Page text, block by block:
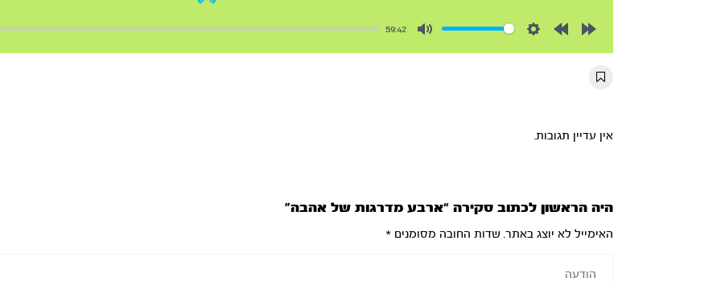
59:42
אין עדיין תגובות.
היה הראשון לכתוב סקירה “ארבע מדרגות של אהבה”
האימייל לא יוצג באתר. שדות החובה מסומנים*